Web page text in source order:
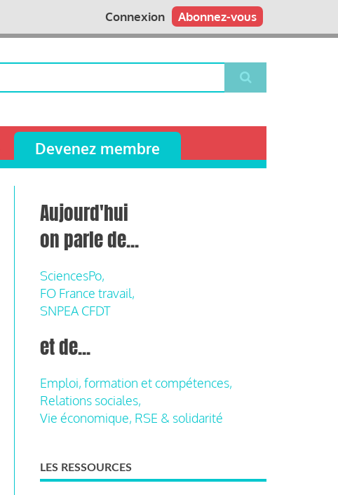
Abonnez-vous
Connexion
Devenez membre
Aujourd'hui
on parle de...
SciencesPo,
FO France travail,
SNPEA CFDT
et de...
Emploi, formation et compétences,
Relations sociales,
Vie économique, RSE & solidarité
LES RESSOURCES